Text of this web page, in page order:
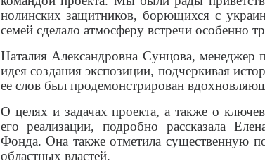
нолинских защитников, борющихся с
семей сделало атмосферу встречи особенно
Наталия Александровна Сунцова, менеджер
идея создания экспозиции, подчеркивая
ее слов был продемонстрирован
О целях и задачах проекта, а также о
его реализации, подробно рассказала
Фонда. Она также отметила существенную
областных властей.